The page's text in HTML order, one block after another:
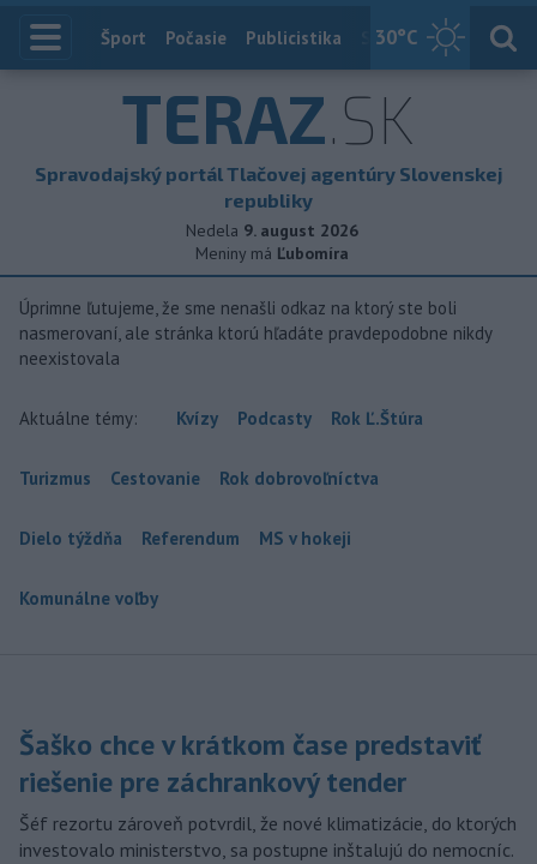
30°C
Index
Šport Počasie Publicistika Slovensko
TERAZ.SK
Spravodajský portál Tlačovej agentúry Slovenskej
republiky
Nedela 9. august 2026
Meniny má Ľubomíra
Úprimne ľutujeme, že sme nenašli odkaz na ktorý ste boli
nasmerovaní, ale stránka ktorú hľadáte pravdepodobne nikdy
neexistovala
Aktuálne témy: Kvízy Podcasty Rok Ľ.Štúra
Turizmus Cestovanie Rok dobrovoľníctva
Dielo týždňa Referendum MS v hokeji
Komunálne voľby
Šaško chce v krátkom čase predstaviť
riešenie pre záchrankový tender
Šéf rezortu zároveň potvrdil, že nové klimatizácie, do ktorých
investovalo ministerstvo, sa postupne inštalujú do nemocníc.